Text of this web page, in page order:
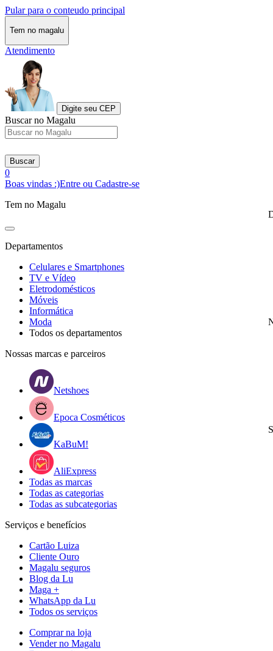
Pular para o conteudo principal
Tem no magalu
Atendimento
Digite seu CEP
Buscar no Magalu
Buscar
0
Boas vindas :)Entre ou Cadastre-se
Tem no Magalu
Departamentos
Celulares e Smartphones
TV e Vídeo
Eletrodomésticos
Móveis
Informática
Moda
Todos os departamentos
Nossas marcas e parceiros
Netshoes
Epoca Cosméticos
KaBuM!
AliExpress
Todas as marcas
Todas as categorias
Todas as subcategorias
Serviços e benefícios
Cartão Luiza
Cliente Ouro
Magalu seguros
Blog da Lu
Maga +
WhatsApp da Lu
Todos os serviços
Comprar na loja
Vender no Magalu